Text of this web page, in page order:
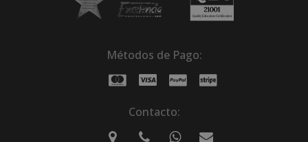
Métodos de Pago:
Contacto: